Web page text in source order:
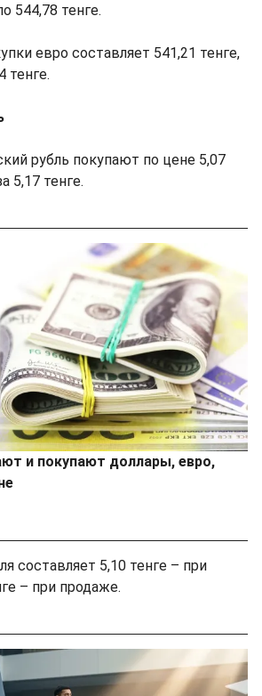
544,78 тенге.
евро составляет 541,21 тенге,
тенге.
рубль покупают по цене 5,07
5,17 тенге.
и покупают доллары, евро,
составляет 5,10 тенге – при
– при продаже.